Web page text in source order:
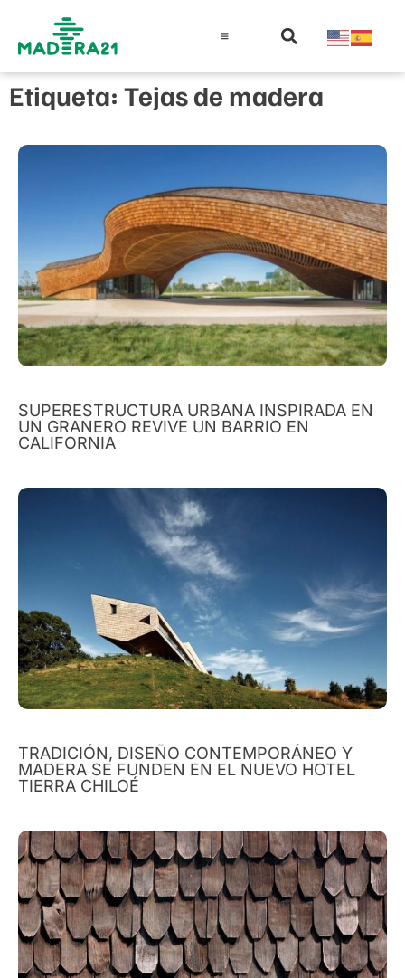
Etiqueta: Tejas de madera
SUPERESTRUCTURA URBANA INSPIRADA EN
UN GRANERO REVIVE UN BARRIO EN
CALIFORNIA
TRADICIÓN, DISEÑO CONTEMPORÁNEO Y
MADERA SE FUNDEN EN EL NUEVO HOTEL
TIERRA CHILOÉ